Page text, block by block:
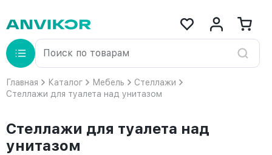
Главная Каталог Мебель
Стеллажи
Стеллажи для туалета над унитазом
Стеллажи для туалета над
унитазом